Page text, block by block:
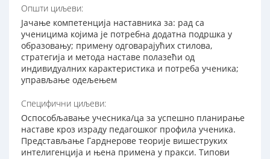
Општи циљеви:
Јачање компетенција наставника за: рад са
ученицима којима је потребна додатна подршка у
образовању; примену одговарајућих стилова,
стратегија и метода наставе полазећи од
индивидуалних карактеристика и потреба ученика;
управљање одељењем
Специфични циљеви:
Оспособљавање учесника/ца за успешно планирање
наставе кроз израду педагошког профила ученика.
Представљање Гарднерове теорије вишеструких
интелигенција и њена примена у пракси. Типови